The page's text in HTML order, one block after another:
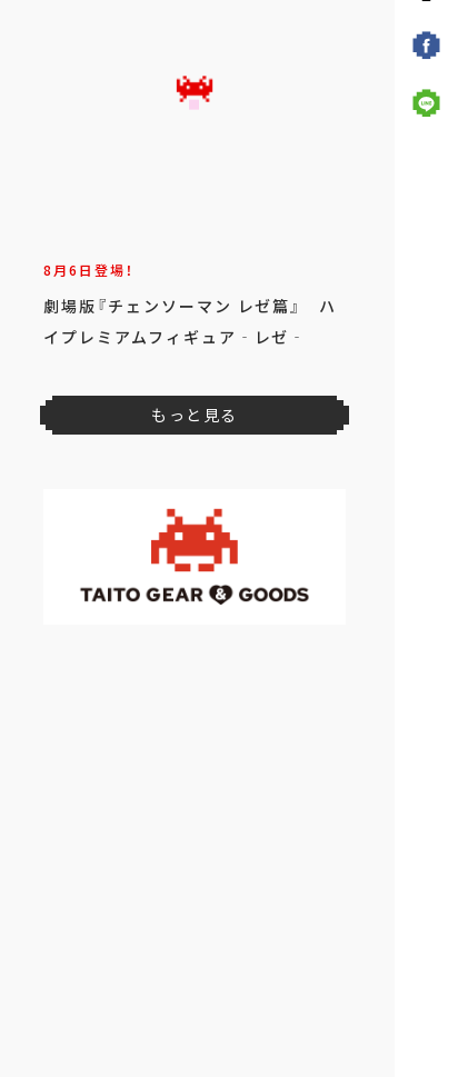
8月6日登場！
劇場版『チェンソーマン レゼ篇』 ハ
イプレミアムフィギュア‐レゼ‐
もっと見る